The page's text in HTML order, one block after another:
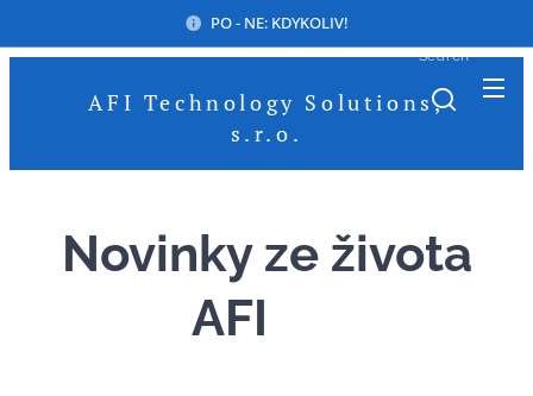
PO - NE: KDYKOLIV!
AFI Technology Solutions,
s.r.o.
Search
Novinky ze života
AFI 😉